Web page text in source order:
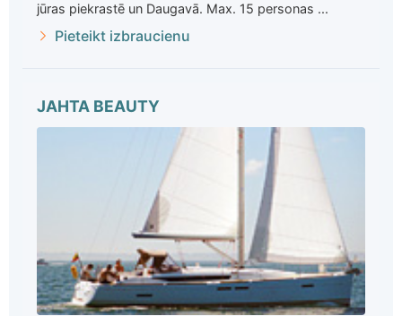
jūras piekrastē un Daugavā. Max. 15 personas ...
Pieteikt izbraucienu
JAHTA BEAUTY